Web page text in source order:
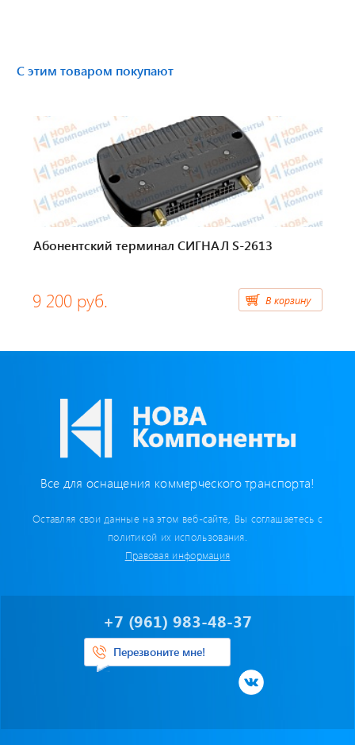
GPS/GSM Антенны
Автоклимат
Датчики скорости
Картриджи для принтеров этикеток
Бумага для тахографа
Картридеры для смарт-карт
Пломбировочные материалы
Предохранители/ Преобразователи/ Реле
Провод,Жгуты
Разъемы, контакты
Изоляционные материалы,гофра
Перчатки / Инструмент / Герметик
С этим товаром покупают
Абонентский терминал СИГНАЛ S-2613
9 200 руб. В корзину
Все для оснащения коммерческого транспорта!
Оставляя свои данные на этом веб-сайте, Вы соглашаетесь с
политикой их использования.
Правовая информация
+7 (961) 983-48-37
Перезвоните мне!